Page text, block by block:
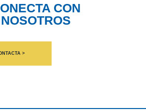
CON
NOSOTROS
>